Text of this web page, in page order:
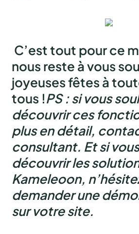
C’est tout pour ce
nous reste à vous
joyeuses fêtes à
tous !PS : si vous
découvrir ces
plus en détail,
consultant. Et si
découvrir les
Kameleoon,
demander une
sur votre site.